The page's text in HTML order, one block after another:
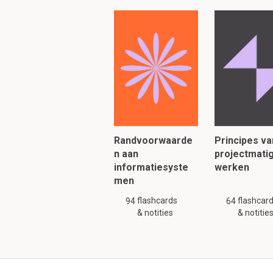
Operationele
meten van de
Er is op
wijzigingen aan te
deze zich op?
Wijzigingenbeheer
wijziging wordt
implementerenvan
overdracht naar de
Randvoorwaarde
n aan
informatiesyste
men
94flashcards
& notities
Principes
projectmatig
werken
64
& notities